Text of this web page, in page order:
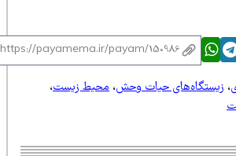
حیات وحش،محیط زیست،